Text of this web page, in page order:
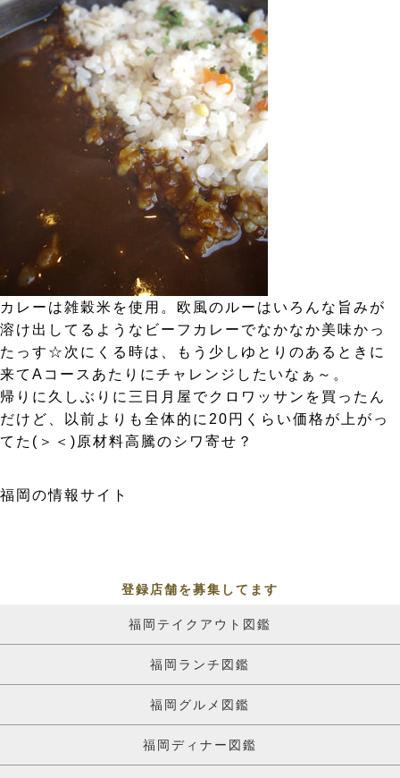
カレーは雑穀米を使用。欧風のルーはいろんな旨みが
溶け出してるようなビーフカレーでなかなか美味かっ
たっす☆次にくる時は、もう少しゆとりのあるときに
来てAコースあたりにチャレンジしたいなぁ～。
帰りに久しぶりに三日月屋でクロワッサンを買ったん
だけど、以前よりも全体的に20円くらい価格が上がっ
てた(＞＜)原材料高騰のシワ寄せ？
福岡の情報サイト
登録店舗を募集してます
福岡テイクアウト図鑑
福岡ランチ図鑑
福岡グルメ図鑑
福岡ディナー図鑑